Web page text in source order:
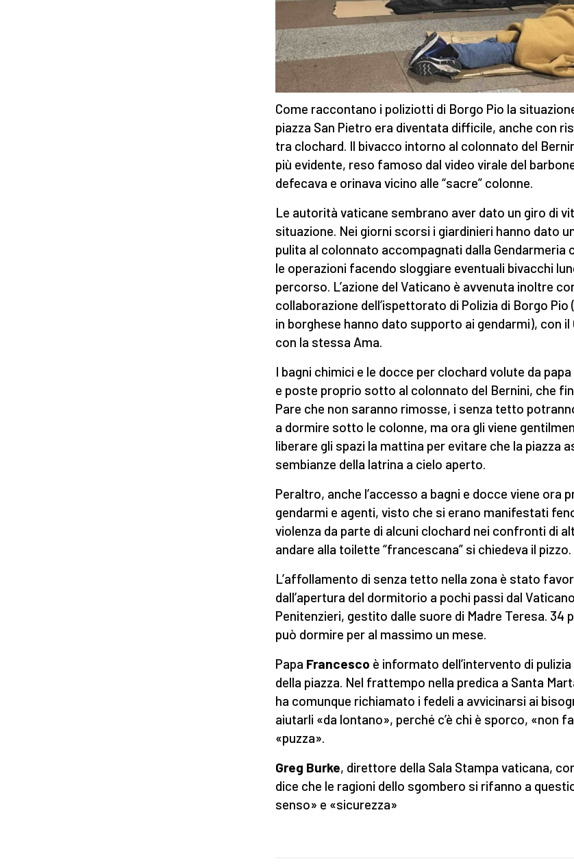
Come raccontano i poliziotti di Borgo Pio la
piazza San Pietro era diventata difficile, anche con
tra clochard. Il bivacco intorno al colonnato del
più evidente, reso famoso dal video virale del
defecava e orinava vicino alle “sacre” colonne.
Le autorità vaticane sembrano aver dato un giro di
situazione. Nei giorni scorsi i giardinieri hanno dato
pulita al colonnato accompagnati dalla Gendarmeria
le operazioni facendo sloggiare eventuali bivacchi
percorso. L’azione del Vaticano è avvenuta inoltre
collaborazione dell’ispettorato di Polizia di Borgo Pio
in borghese hanno dato supporto ai gendarmi), con il
con la stessa Ama.
I bagni chimici e le docce per clochard volute da papa
e poste proprio sotto al colonnato del Bernini, che
Pare che non saranno rimosse, i senza tetto
a dormire sotto le colonne, ma ora gli viene
liberare gli spazi la mattina per evitare che la piazza
sembianze della latrina a cielo aperto.
Peraltro, anche l’accesso a bagni e docce viene ora
gendarmi e agenti, visto che si erano manifestati
violenza da parte di alcuni clochard nei confronti di
andare alla toilette “francescana” si chiedeva il pizzo.
L’affollamento di senza tetto nella zona è stato
dall’apertura del dormitorio a pochi passi dal
Penitenzieri, gestito dalle suore di Madre Teresa. 34
può dormire per al massimo un mese.
Papa Francesco è informato dell’intervento di
della piazza. Nel frattempo nella predica a Santa
ha comunque richiamato i fedeli a avvicinarsi ai
aiutarli «da lontano», perché c’è chi è sporco, «non
«puzza».
Greg Burke, direttore della Sala Stampa vaticana,
dice che le ragioni dello sgombero si rifanno a
senso» e «sicurezza»